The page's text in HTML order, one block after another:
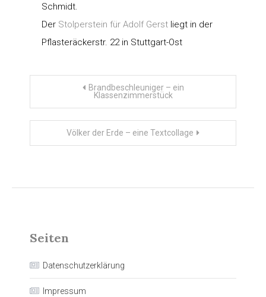
Schmidt.
Der Stolperstein für Adolf Gerst liegt in der
Pflasteräckerstr. 22 in Stuttgart-Ost
Beitragsnavigation
Brandbeschleuniger – ein
Klassenzimmerstück
Völker der Erde – eine Textcollage
Seiten
Datenschutzerklärung
Impressum